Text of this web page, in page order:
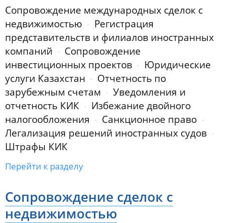
Сопровождение международных сделок с
недвижимостью
Регистрация
представительств и филиалов иностранных
компаний
Сопровождение
инвестиционных проектов
Юридические
услуги Казахстан
Отчетность по
зарубежным счетам
Уведомления и
отчетность КИК
Избежание двойного
налогообложения
Санкционное право
Легализация решений иностранных судов
Штрафы КИК
Перейти к разделу
Сопровождение сделок с
недвижимостью